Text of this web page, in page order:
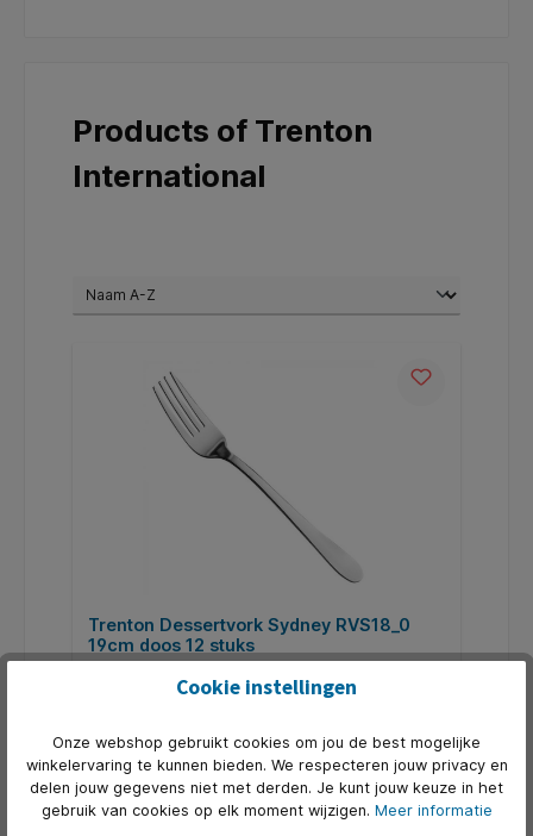
Products of Trenton
International
Trenton Dessertvork Sydney RVS18_0
19cm doos 12 stuks
Dessertvork uit de serie Sydney gemaakt van
roestvrijstaal. Vaatwasmachine bestendig. De lengte
Art. Nr.:FTG125414DS
€ 18,00*
Cookie instellingen
Onze webshop gebruikt cookies om jou de best mogelijke
winkelervaring te kunnen bieden. We respecteren jouw privacy en
delen jouw gegevens niet met derden. Je kunt jouw keuze in het
gebruik van cookies op elk moment wijzigen. Meer informatie